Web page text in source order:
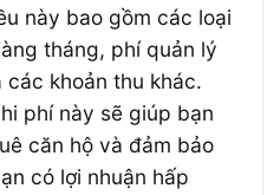
này bao gồm các loại
tháng, phí quản lý
khoản thu khác.
phí này sẽ giúp bạn
căn hộ và đảm bảo
có lợi nhuận hấp